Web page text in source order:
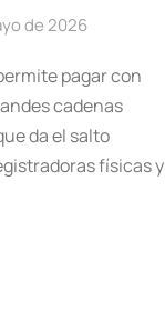
de 2026
pagar con
cadenas
da el salto
físicas y